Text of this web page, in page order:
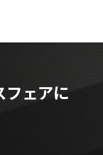
フェアに